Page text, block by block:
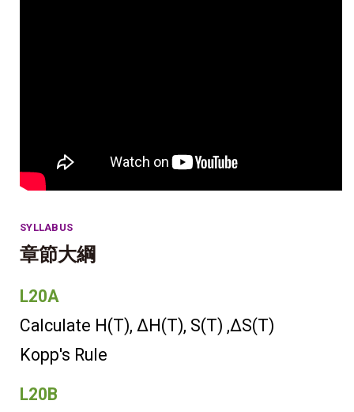
SYLLABUS
章節大綱
L20A
Calculate H(T), ΔH(T), S(T) ,ΔS(T)
Kopp's Rule
L20B